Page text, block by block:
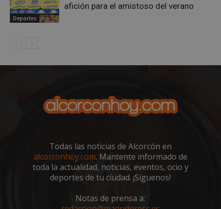
Deportes
afición para el amistoso del verano
Todas las noticias de Alcorcón en
alcorconhoy.com. Mantente informado de
toda la actualidad, noticias, eventos, ocio y
deportes de tu ciudad. ¡Síguenos!
Notas de prensa a:
.spotify.com
minutos
VISITOR_PRIVACY_METADATA
YouTube
.youtube.com